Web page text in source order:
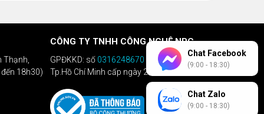
Thạnh,
18h30)
CÔNG TY TNHH CÔNG NGHỆ NPC
GPĐKKD: số 0316248670 do Sở KHĐT
Tp.Hồ Chí Minh cấp ngày 28/04/2020
Chat Facebook
(9:00 - 18:30)
Chat Zalo
(9:00 - 18:30)